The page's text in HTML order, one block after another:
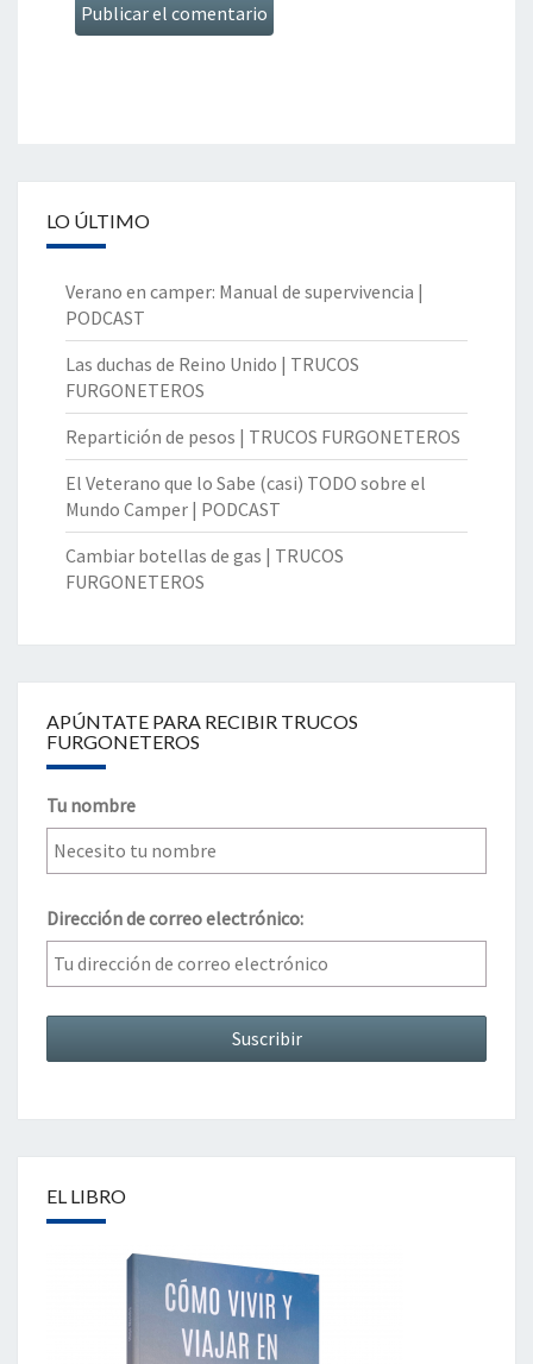
LO ÚLTIMO
Verano en camper: Manual de supervivencia |
PODCAST
Las duchas de Reino Unido | TRUCOS
FURGONETEROS
Repartición de pesos | TRUCOS FURGONETEROS
El Veterano que lo Sabe (casi) TODO sobre el
Mundo Camper | PODCAST
Cambiar botellas de gas | TRUCOS
FURGONETEROS
APÚNTATE PARA RECIBIR TRUCOS
FURGONETEROS
Tu nombre
Dirección de correo electrónico:
EL LIBRO